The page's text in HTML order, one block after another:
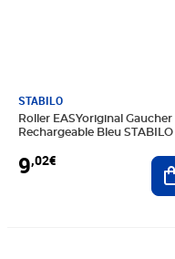
STABILO
Roller EASYoriginal Gaucher
Rechargeable Bleu STABILO
9,02€